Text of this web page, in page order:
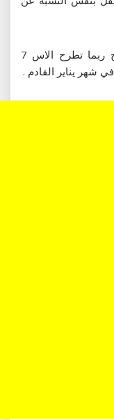
وأشارت تقارير سابقة الى أن سامسونج ربما تطرح الاس 7
شهر يناير القادم .